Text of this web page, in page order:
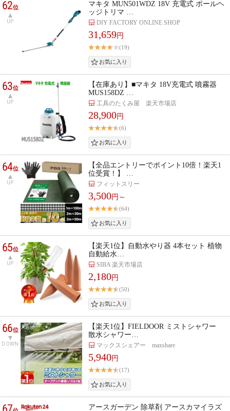
62位
UP
マキタ MUN501WDZ 18V 充電式 ポールヘ
ッジトリマ …
DIY FACTORY ONLINE SHOP
31,659円
(19)
63位
UP
【在庫あり】■マキタ 18V充電式 噴霧器
MUS158DZ …
工具のたくみ屋 楽天市場店
28,900円
(6)
64位
UP
【全品エントリーでポイント10倍！楽天1
位受賞！】 …
フィットスリー
3,500円～
(64)
65位
UP
【楽天1位】自動水やり器 4本セット 植物
自動給水…
SIBA 楽天市場店
2,180円
(50)
66位
DOWN
【楽天1位】FIELDOOR ミストシャワー
散水シャワー…
マックスシェアー maxshare
5,940円
(17)
アースガーデン 除草剤 アースカマイラズ